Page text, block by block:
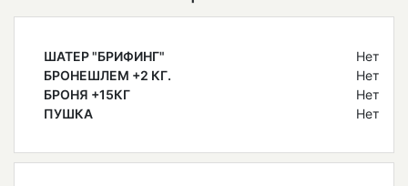
ШАТЕР "БРИФИНГ"
Нет
БРОНЕШЛЕМ +2 КГ.
Нет
БРОНЯ +15КГ
Нет
ПУШКА
Нет